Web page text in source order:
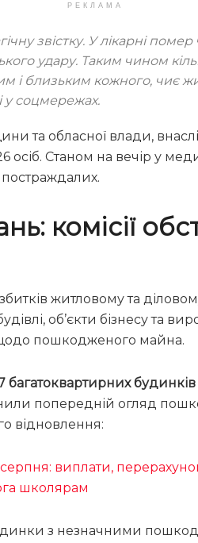
РЕКЛАМА
звістку. У лікарні
удару. Таким чином
і близьким кожного, чиє
у соцмережах.
та обласної влади,
осіб. Станом на вечір у
комісії
житловому та
об’єкти бізнесу та
пошкодженого майна.
багатоквартирних будинків
попередній огляд
відновлення:
виплати,
школярам
з незначними